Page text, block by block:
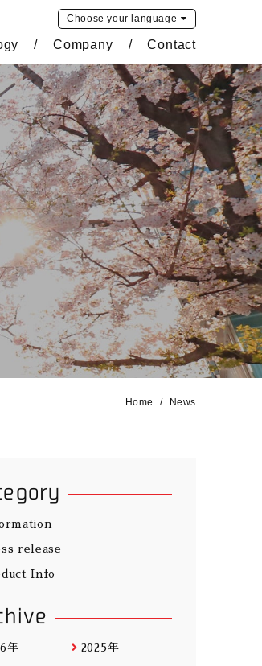
Choose your language
Company Contact
Home News
release
Info
年 2025年